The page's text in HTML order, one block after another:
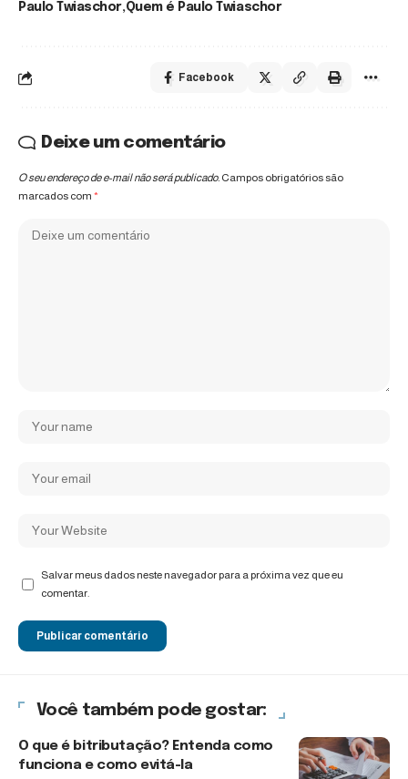
Paulo Twiaschor Quem é Paulo Twiaschor
Facebook
Deixe um comentário
O seu endereço de e-mail não será publicado. Campos obrigatórios são
marcados com *
Salvar meus dados neste navegador para a próxima vez que eu
comentar.
Você também pode gostar:
O que é bitributação? Entenda como
funciona e como evitá-la